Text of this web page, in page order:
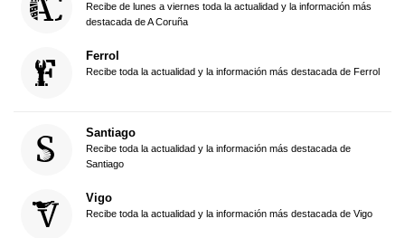
Recibe de lunes a viernes toda la actualidad y la información más
destacada de A Coruña
Ferrol
Recibe toda la actualidad y la información más destacada de Ferrol
Santiago
Recibe toda la actualidad y la información más destacada de
Santiago
Vigo
Recibe toda la actualidad y la información más destacada de Vigo